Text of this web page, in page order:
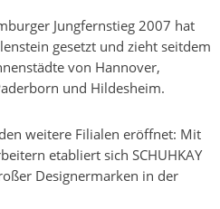
Jungfernstieg 2007 hat
gesetzt und zieht seitdem
von Hannover,
und Hildesheim.
weitere Filialen eröffnet: Mit
etabliert sich SCHUHKAY
Designermarken in der